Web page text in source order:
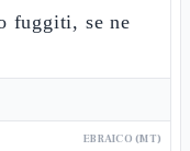
fuggiti, se ne
EBRAICO (MT)